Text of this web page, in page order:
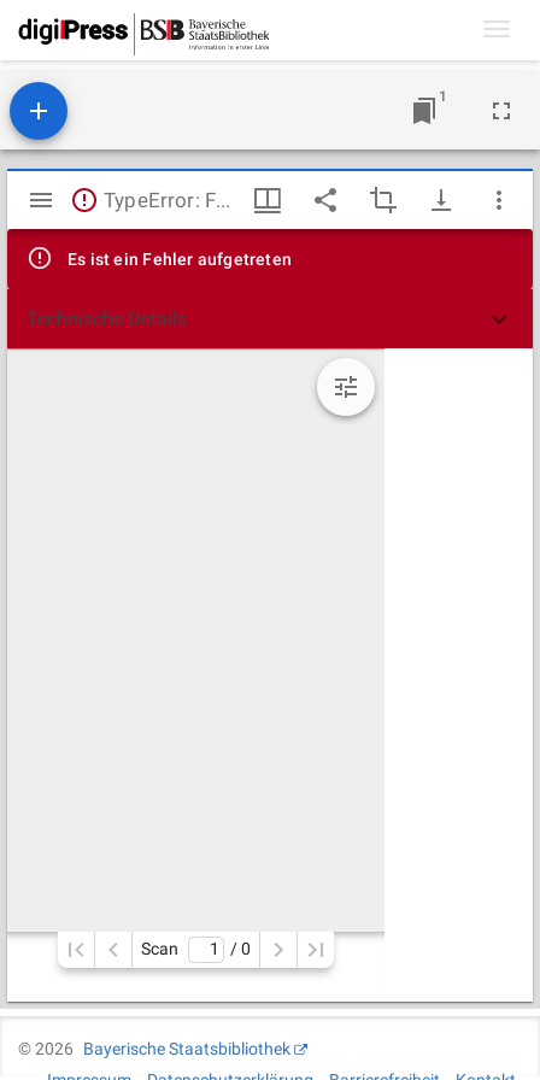
1
Mirador
Viewer
TypeError: Failed to fetch
Es ist ein Fehler aufgetreten
Technische Details
Scan / 0
©2026
Bayerische Staatsbibliothek